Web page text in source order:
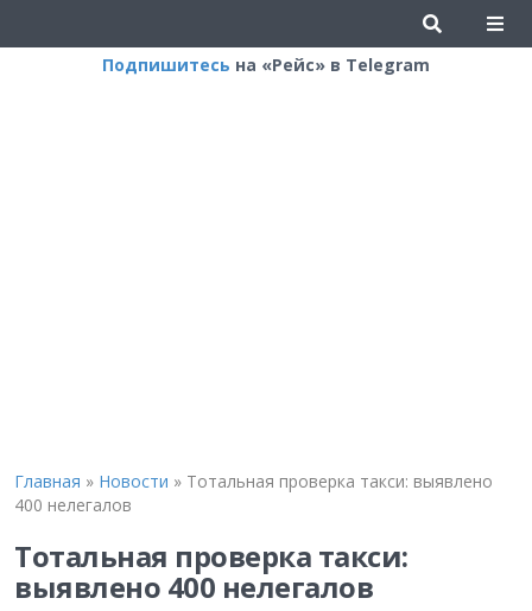
Подпишитесь на «Рейс» в Telegram
Главная » Новости » Тотальная проверка такси: выявлено
400 нелегалов
Тотальная проверка такси:
выявлено 400 нелегалов